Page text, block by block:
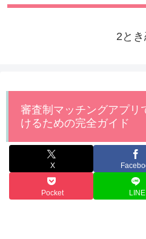
2と
審査制マッチングアプリ
けるための完全ガイド
X
Pocket LINE